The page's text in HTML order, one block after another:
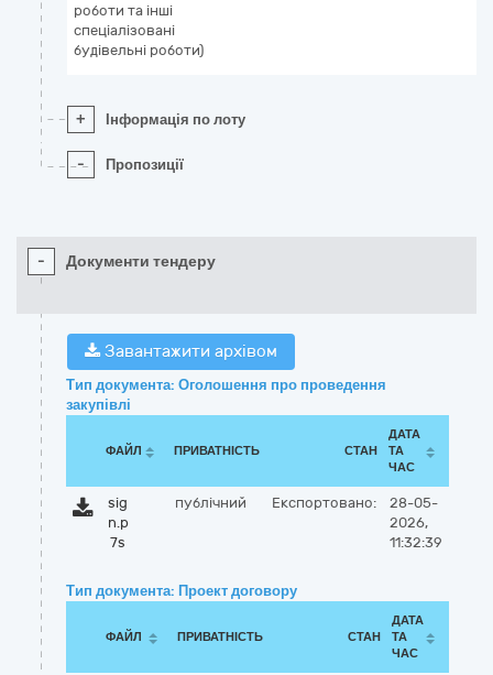
роботи та інші
спеціалізовані
будівельні роботи)
+ Інформація по лоту
- Пропозиції
- Документи тендеру
Завантажити архівом
Тип документа: Оголошення про проведення
закупівлі
ФАЙЛ ПРИВАТНІСТЬ СТАН
ДАТА
ТА
ЧАС
sig
n.p
7s
публічний Експортовано:
28-05-
2026,
11:32:39
Тип документа: Проект договору
ФАЙЛ ПРИВАТНІСТЬ СТАН
ДАТА
ТА
ЧАС